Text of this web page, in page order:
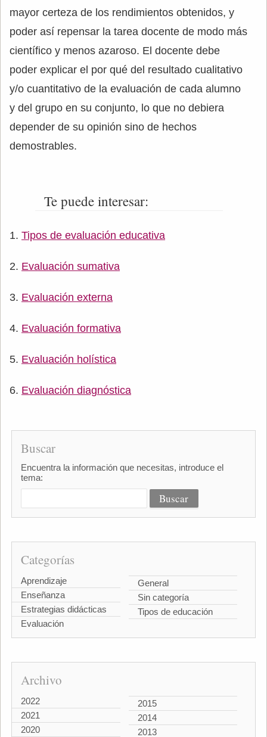
mayor certeza de los rendimientos obtenidos, y
poder así repensar la tarea docente de modo más
científico y menos azaroso. El docente debe
poder explicar el por qué del resultado cualitativo
y/o cuantitativo de la evaluación de cada alumno
y del grupo en su conjunto, lo que no debiera
depender de su opinión sino de hechos
demostrables.
Te puede interesar:
Tipos de evaluación educativa
Evaluación sumativa
Evaluación externa
Evaluación formativa
Evaluación holística
Evaluación diagnóstica
Buscar
Encuentra la información que necesitas, introduce el
tema:
Categorías
Aprendizaje
Enseñanza
Estrategias didácticas
Evaluación
General
Sin categoría
Tipos de educación
Archivo
2022
2021
2020
2015
2014
2013